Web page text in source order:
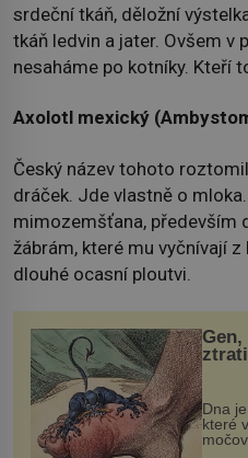
srdeční tkáň, děložní
tkáň ledvin a jater. Ovšem v
nesaháme po kotníky. Kteří
Axolotl mexický
Český název tohoto
dráček. Jde vlastně o
mimozemšťana, především
žábrám, které mu vyčnívají z
dlouhé ocasní ploutvi.
mohl
Dna
které